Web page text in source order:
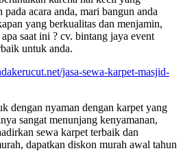
acara anda, mari bangun anda
yang berkualitas dan menjamin,
saat ini ? cv. bintang jaya event
untuk anda.
jasa-sewa-karpet-masjid-
dengan nyaman dengan karpet yang
sangat menunjang kenyamanan,
sewa karpet terbaik dan
dapatkan diskon murah awal tahun